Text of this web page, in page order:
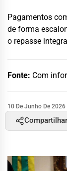
Pagamentos
de forma
o repasse
Fonte: Com
10 De Junho De 2026
Compartilhar